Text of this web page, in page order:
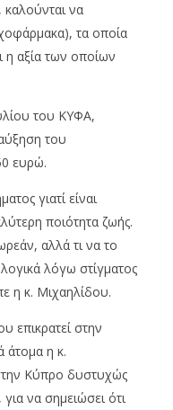
καλούνται να
τα οποία
η αξία των οποίων
του ΚΥΦΑ,
του
ευρώ.
γιατί είναι
ποιότητα ζωής.
αλλά τι να το
λόγω στίγματος
η κ. Μιχαηλίδου.
επικρατεί στην
άτομα η κ.
Κύπρο δυστυχώς
να σημειώσει ότι